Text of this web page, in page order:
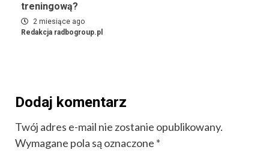
treningową?
2 miesiące ago
Redakcja radbogroup.pl
Dodaj komentarz
Twój adres e-mail nie zostanie opublikowany.
Wymagane pola są oznaczone *